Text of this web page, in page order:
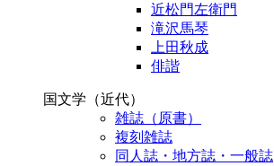
近松門左衛門
滝沢馬琴
上田秋成
俳諧
国文学（近代）
雑誌（原書）
複刻雑誌
同人誌・地方誌・一般誌